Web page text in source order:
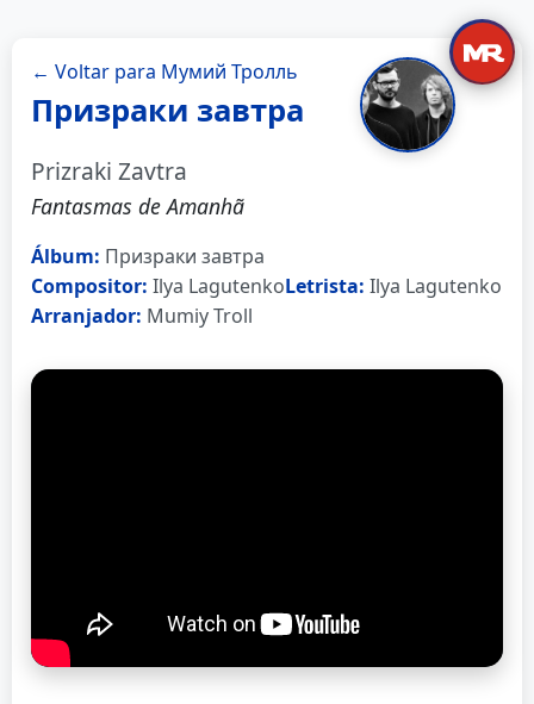
← Voltar para Мумий Тролль
Призраки завтра
Prizraki Zavtra
Fantasmas de Amanhã
Álbum: Призраки завтра
Compositor: Ilya LagutenkoLetrista: Ilya Lagutenko
Arranjador: Mumiy Troll